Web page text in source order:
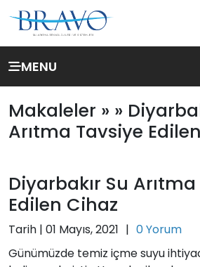
MENU
Makaleler » »
Arıtma Tavsiye
Diyarbakır Su
Edilen Cihaz
Tarih | 01 Mayıs, 2021 | 0 Yorum
Günümüzde temiz içme suyu